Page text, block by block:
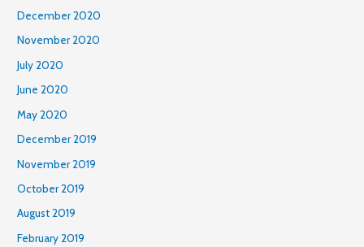
o
r
:
December 2020
November 2020
July 2020
June 2020
May 2020
December 2019
November 2019
October 2019
August 2019
February 2019